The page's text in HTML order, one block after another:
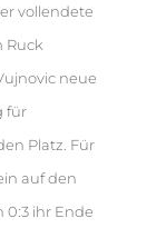
vollendete
Ruck
neue
für
Platz. Für
auf den
0:3 ihr Ende